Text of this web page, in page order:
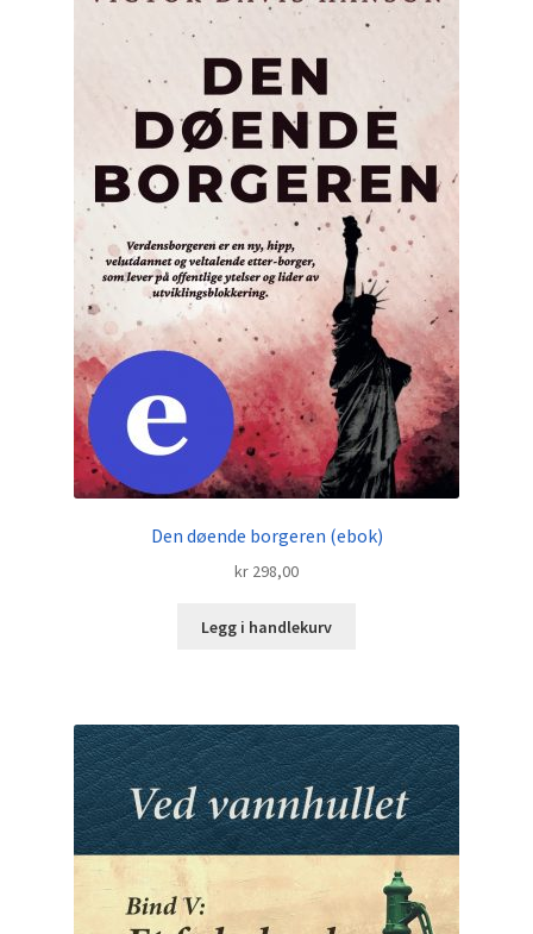
Den døende borgeren (ebok)
kr 298,00
Legg i handlekurv